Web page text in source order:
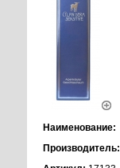
Наименование:
Производитель: